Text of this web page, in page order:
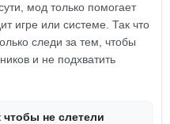
мод только помогает
игре или системе. Так что
следи за тем, чтобы
и не подхватить
чтобы не слетели